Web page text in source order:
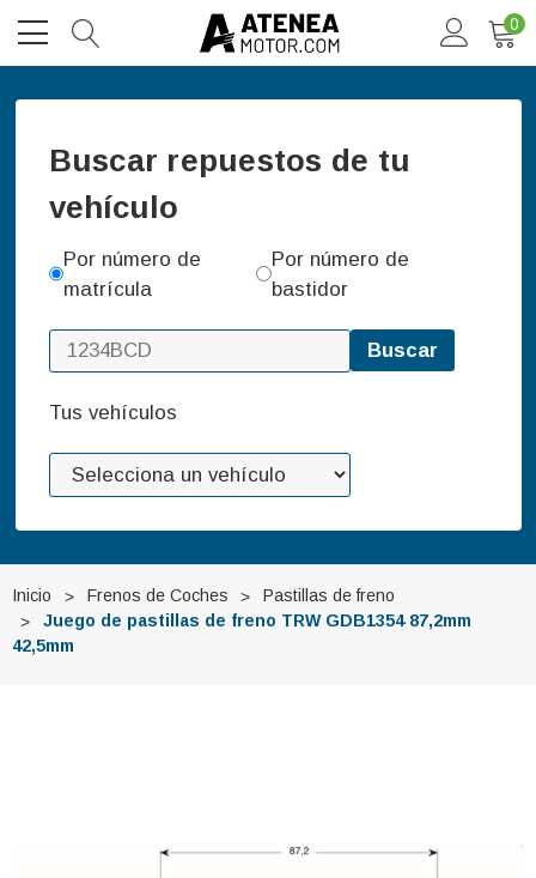
0
Buscar repuestos de tu
vehículo
Por número de
matrícula
Por número de
bastidor
Buscar
Tus vehículos
Inicio Frenos de Coches
Pastillas de freno
Juego de pastillas de freno TRW GDB1354 87,2mm
42,5mm